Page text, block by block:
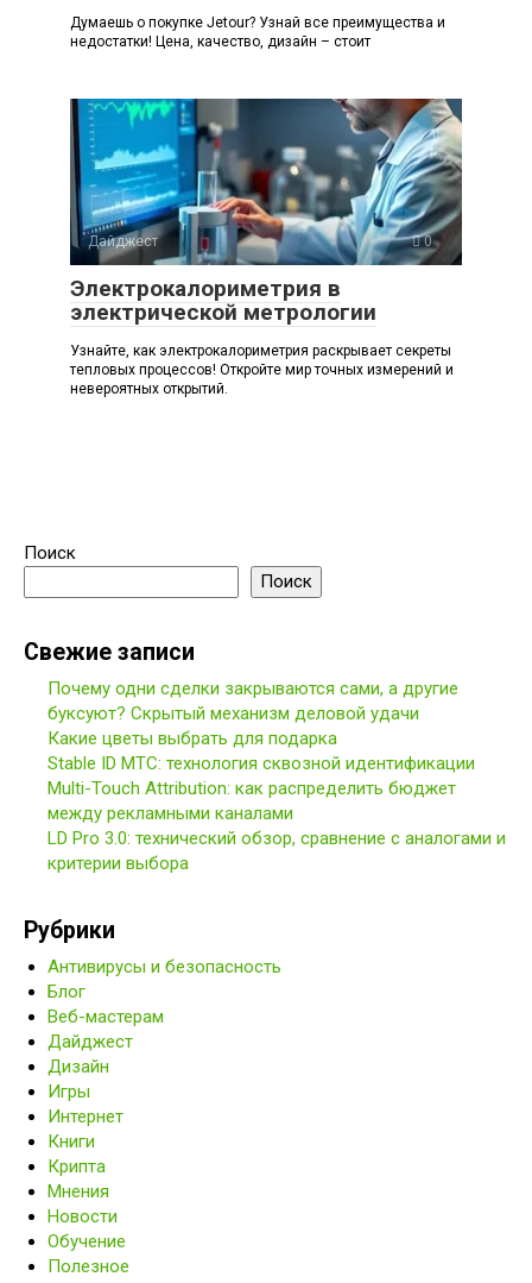
Думаешь о покупке Jetour? Узнай все преимущества и
недостатки! Цена, качество, дизайн – стоит
Дайджест 0
Электрокалориметрия в
электрической метрологии
Узнайте, как электрокалориметрия раскрывает секреты
тепловых процессов! Откройте мир точных измерений и
невероятных открытий.
Поиск
Поиск
Свежие записи
Почему одни сделки закрываются сами, а другие
буксуют? Скрытый механизм деловой удачи
Какие цветы выбрать для подарка
Stable ID МТС: технология сквозной идентификации
Multi-Touch Attribution: как распределить бюджет
между рекламными каналами
LD Pro 3.0: технический обзор, сравнение с аналогами и
критерии выбора
Рубрики
Антивирусы и безопасность
Блог
Веб-мастерам
Дайджест
Дизайн
Игры
Интернет
Книги
Крипта
Мнения
Новости
Обучение
Полезное